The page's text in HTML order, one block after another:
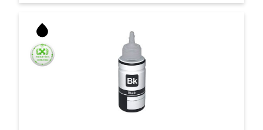
Epson
-
C13T06B240
-
Cyan